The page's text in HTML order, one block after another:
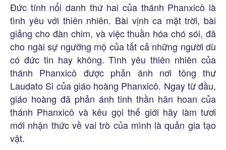
Đức tính nổi danh thứ hai của thánh Phanxicô là
tình yêu với thiên nhiên. Bài vịnh ca mặt trời, bài
giảng cho đàn chim, và việc thuần hóa chó sói, đã
cho ngài sự ngưỡng mộ của tất cả những người dù
có đức tin hay không. Tình yêu thiên nhiên của
thánh Phanxicô được phản ánh nơi tông thư
Laudato Si của giáo hoàng Phanxicô. Ngay từ đầu,
giáo hoàng đã phản ánh tinh thần hân hoan của
thánh Phanxicô và kêu gọi thế giới hãy làm tươi
mới nhận thức về vai trò của mình là quản gia tạo
vật.